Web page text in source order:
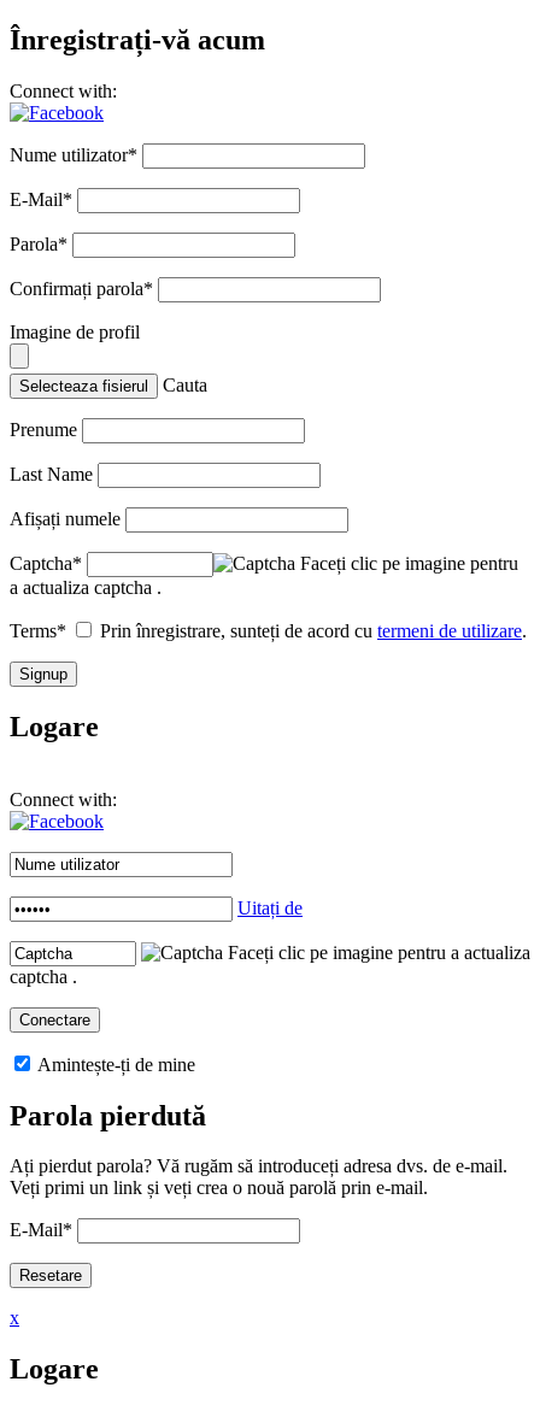
Înregistrați-vă acum
Connect with:
Nume utilizator*
E-Mail*
Parola*
Confirmați parola*
Imagine de profil
Selecteaza fisierul Cauta
Prenume
Last Name
Afișați numele
Captcha*
Faceți clic pe imagine pentru
a actualiza captcha .
Terms* Prin înregistrare, sunteți de acord cu termeni de utilizare.
Logare
Connect with:
Uitați de
Faceți clic pe imagine pentru a actualiza
captcha .
Amintește-ți de mine
Parola pierdută
Ați pierdut parola? Vă rugăm să introduceți adresa dvs. de e-mail.
Veți primi un link și veți crea o nouă parolă prin e-mail.
E-Mail*
x
Logare